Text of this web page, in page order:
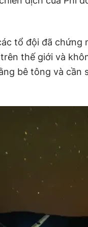
tổ đội đã chứng
thế giới và
bê tông và cần